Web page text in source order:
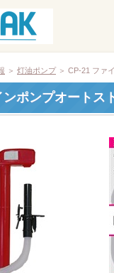
＞ 灯油ポンプ ＞ CP-21 ファ
ポンプオートス